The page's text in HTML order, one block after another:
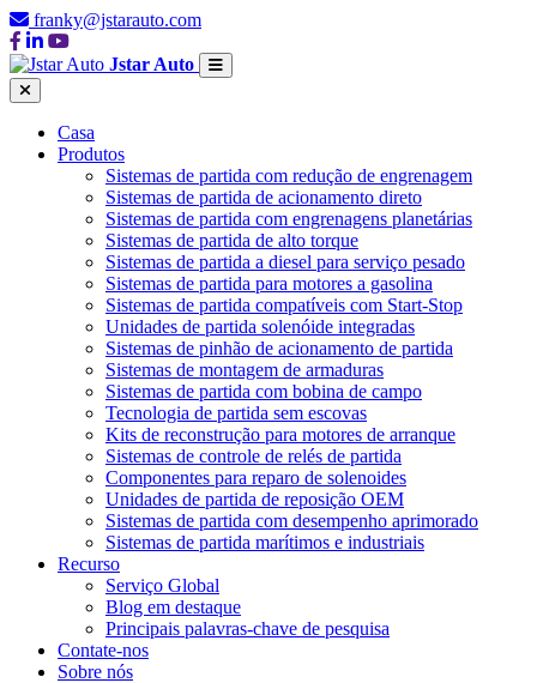
franky@jstarauto.com
Jstar Auto
Casa
Produtos
Sistemas de partida com redução de engrenagem
Sistemas de partida de acionamento direto
Sistemas de partida com engrenagens planetárias
Sistemas de partida de alto torque
Sistemas de partida a diesel para serviço pesado
Sistemas de partida para motores a gasolina
Sistemas de partida compatíveis com Start-Stop
Unidades de partida solenóide integradas
Sistemas de pinhão de acionamento de partida
Sistemas de montagem de armaduras
Sistemas de partida com bobina de campo
Tecnologia de partida sem escovas
Kits de reconstrução para motores de arranque
Sistemas de controle de relés de partida
Componentes para reparo de solenoides
Unidades de partida de reposição OEM
Sistemas de partida com desempenho aprimorado
Sistemas de partida marítimos e industriais
Recurso
Serviço Global
Blog em destaque
Principais palavras-chave de pesquisa
Contate-nos
Sobre nós